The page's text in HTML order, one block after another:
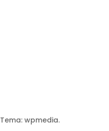
Tema: wpmedia.